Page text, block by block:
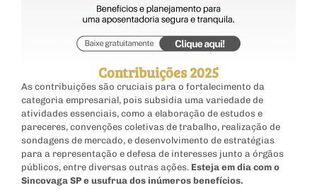
Contribuições 2025
As contribuições são cruciais para o fortalecimento da
categoria empresarial, pois subsidia uma variedade de
atividades essenciais, como a elaboração de estudos e
pareceres, convenções coletivas de trabalho, realização de
sondagens de mercado, e desenvolvimento de estratégias
para a representação e defesa de interesses junto a órgãos
públicos, entre diversas outras ações. Esteja em dia com o
Sincovaga SP e usufrua dos inúmeros benefícios.